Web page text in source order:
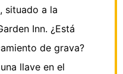
situado a la
Inn. ¿Está
de grava?
llave en el